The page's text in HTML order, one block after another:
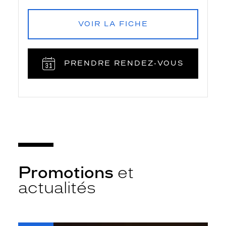
VOIR LA FICHE
PRENDRE RENDEZ‑VOUS
Promotions et
actualités